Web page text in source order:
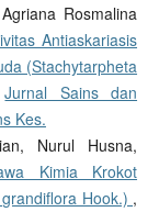
Rosmalina
Antiaskariasis
(Stachytarpheta
Jurnal Sains dan
Kes.
Nurul Husna,
Kimia Krokot
Hook.) ,